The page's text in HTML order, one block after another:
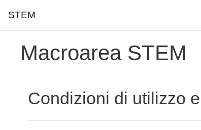
STEM
Macroarea STEM
Condizioni di utilizzo